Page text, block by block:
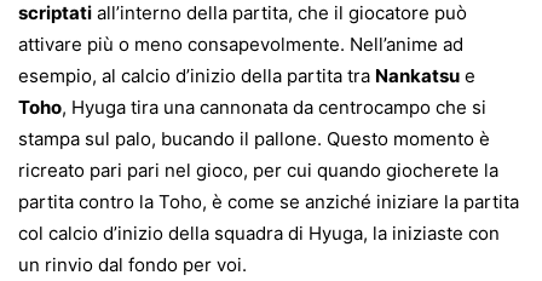
scriptati all’interno della partita, che il giocatore può
attivare più o meno consapevolmente. Nell’anime ad
esempio, al calcio d’inizio della partita tra Nankatsu e
Toho, Hyuga tira una cannonata da centrocampo che si
stampa sul palo, bucando il pallone. Questo momento è
ricreato pari pari nel gioco, per cui quando giocherete la
partita contro la Toho, è come se anziché iniziare la partita
col calcio d’inizio della squadra di Hyuga, la iniziaste con
un rinvio dal fondo per voi.